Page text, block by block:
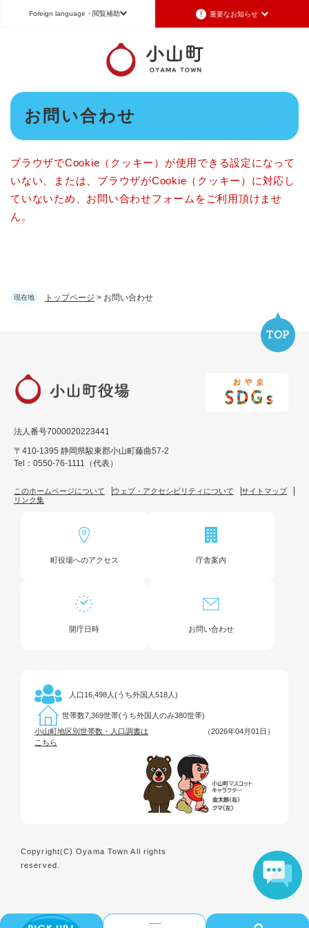
メニューを飛ばして本文へ
Foreign language ・閲覧補助 重要なお知らせ
Foreign language
日本語（Japanese） English（英語）
中文（簡体字）
Português（ポルトガル語）
文字サイズ 標準 拡大 背景色変更 白 黒 青
現在地 トップページ > お問い合わせ
本
お問い合わせ
ブラウザでCookie（クッキー）が使用できる設定になって
いない、または、ブラウザがCookie（クッキー）に対応し
ていないため、お問い合わせフォームをご利用頂けませ
ん。
法人番号7000020223441
〒410-1395 静岡県駿東郡小山町藤曲57-2
Tel：0550-76-1111（代表）
このホームページについて ウェブ・アクセシビリティについて
サイトマップ
リンク集
町役場へのアクセス 庁舎案内
開庁日時 お問い合わせ
人口 16,498人(うち外国人518人)
世帯数7,369世帯(うち外国人のみ380世帯)
小山町地区別世帯数・人口調書は
こちら
（2026年04月01日）
Copyright(C) Oyama Town All rights
reserved.